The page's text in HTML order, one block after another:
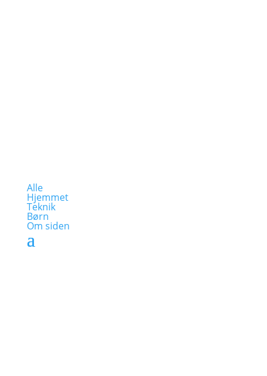
Alle
Hjemmet
Teknik
Børn
Om siden